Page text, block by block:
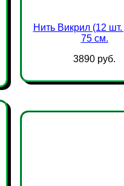
Нить Викрил (12 шт.
75 см.
3890 руб.